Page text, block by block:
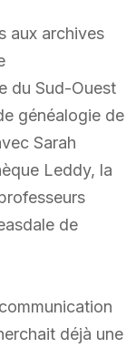
aux archives
du Sud-Ouest
généalogie de
Sarah
Leddy, la
de
déjà une